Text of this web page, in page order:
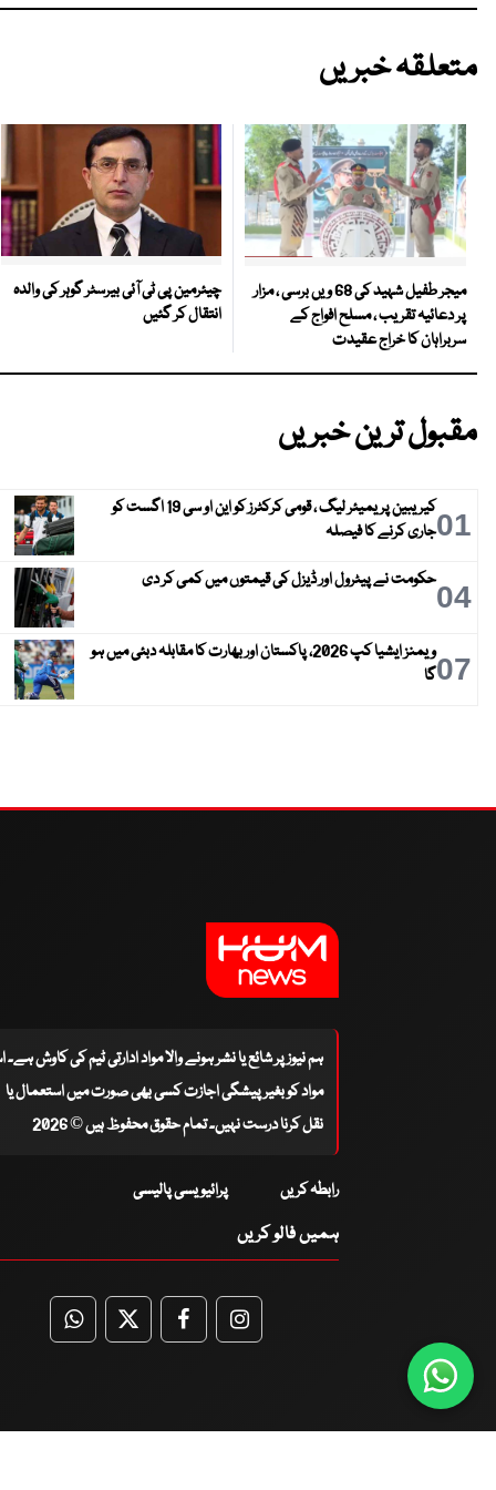
متعلقہ خبریں
میجر طفیل شہید کی 68 ویں برسی ، مزار
پر دعائیہ تقریب ، مسلح افواج کے
سربراہان کا خراج عقیدت
چیئرمین پی ٹی آئی بیرسٹر گوہر کی والدہ
انتقال کر گئیں
مقبول ترین خبریں
01
کیریبین پریمیئر لیگ ، قومی کرکٹرز کو این او سی 19 اگست کو
جاری کرنے کا فیصلہ
04حکومت نے پیٹرول اور ڈیزل کی قیمتوں میں کمی کر دی
07
ویمنز ایشیا کپ 2026، پاکستان اور بھارت کا مقابلہ دبئی میں ہو
گا
ہم نیوز پر شائع یا نشر ہونے والا مواد ادارتی ٹیم کی کاوش
مواد کو بغیر پیشگی اجازت کسی بھی صورت میں استعمال یا
نقل کرنا درست نہیں۔ تمام حقوق محفوظ ہیں © 2026
رابطہ کریں پرائیویسی پالیسی
ہمیں فالو کریں
WhatsApp
TwitterFacebookFacebook